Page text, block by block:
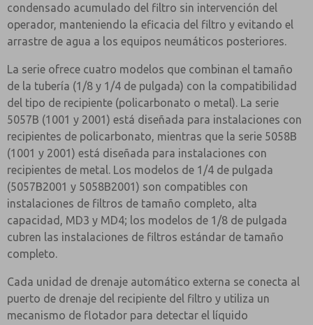
condensado acumulado del filtro sin intervención del
operador, manteniendo la eficacia del filtro y evitando el
arrastre de agua a los equipos neumáticos posteriores.
La serie ofrece cuatro modelos que combinan el tamaño
de la tubería (1/8 y 1/4 de pulgada) con la compatibilidad
del tipo de recipiente (policarbonato o metal). La serie
5057B (1001 y 2001) está diseñada para instalaciones con
recipientes de policarbonato, mientras que la serie 5058B
(1001 y 2001) está diseñada para instalaciones con
recipientes de metal. Los modelos de 1/4 de pulgada
(5057B2001 y 5058B2001) son compatibles con
instalaciones de filtros de tamaño completo, alta
capacidad, MD3 y MD4; los modelos de 1/8 de pulgada
cubren las instalaciones de filtros estándar de tamaño
completo.
Cada unidad de drenaje automático externa se conecta al
puerto de drenaje del recipiente del filtro y utiliza un
mecanismo de flotador para detectar el líquido